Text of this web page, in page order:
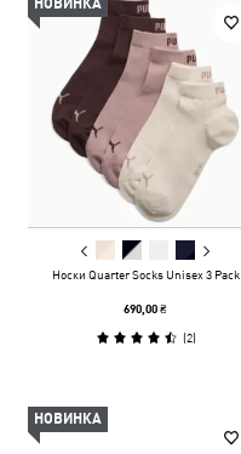
НОВИНКА
Носки Quarter Socks Unisex 3 Pack
690,00 ₴
(2)
НОВИНКА